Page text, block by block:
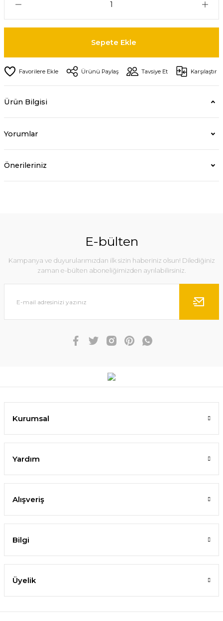
Sepete Ekle
Ürünü Paylaş Tavsiye Et Karşılaştır
Ürün Bilgisi
Yorumlar
Önerileriniz
E-bülten
Kampanya ve duyurularımızdan ilk sizin haberiniz olsun! Dilediğiniz
zaman e-bülten aboneliğimizden ayrılabilirsiniz.
Kurumsal
Yardım
Alışveriş
Bilgi
Üyelik